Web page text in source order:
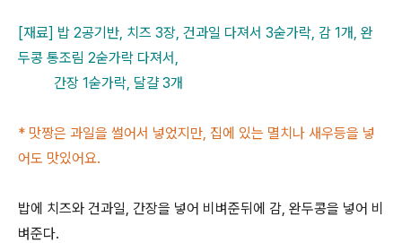
[재료] 밥 2공기반, 치즈 3장, 건과일 다져서 3숟가락, 감 1개, 완
두콩 통조림 2숟가락 다져서,
간장 1숟가락, 달걀 3개
* 맛짱은 과일을 썰어서 넣었지만, 집에 있는 멸치나 새우등을 넣
어도 맛있어요.
밥에 치즈와 건과일, 간장을 넣어 비벼준뒤에 감, 완두콩을 넣어 비
벼준다.